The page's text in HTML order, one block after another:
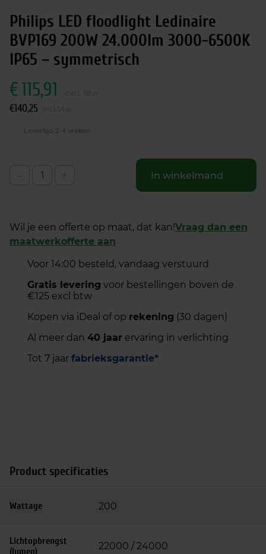
Philips LED floodlight Ledinaire
BVP169 200W 24.000lm 3000-6500K
IP65 – symmetrisch
€115,91
€140,25
Levertijd 2-4 weken
In winkelmand
Wil je een offerte op maat, dat kan!Vraag dan een
maatwerkofferte aan
Voor 14:00 besteld, vandaag verstuurd
Gratis levering voor bestellingen boven de
€125 excl btw
Kopen via iDeal of op rekening (30 dagen)
Al meer dan 40 jaar ervaring in verlichting
Tot 7 jaar fabrieksgarantie*
Product specificaties
Wattage 200
Lichtopbrengst
(lumen)
22000 / 24000